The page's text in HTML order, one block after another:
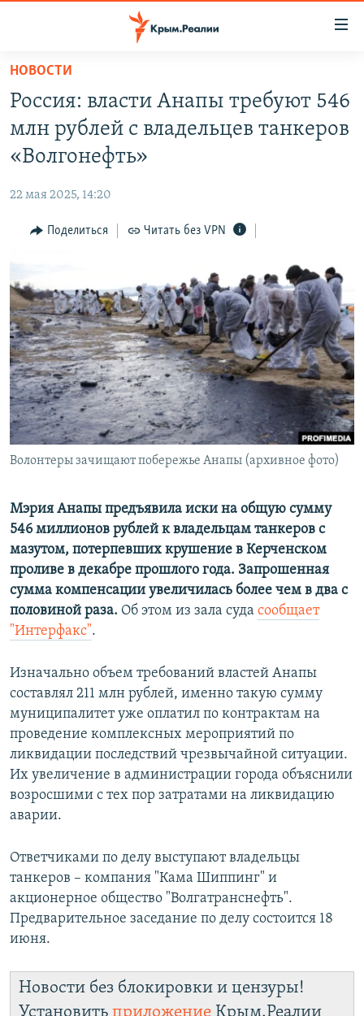
Вернуться
основному
содержанию
Вернутся
главной
Вернутся
СПЕЦПРОЕКТЫ
ГРУЗ 200
11 ЛЕТ ОККУПАЦИИ КРЫМА. 11 ИСТОРИЙ СОПРОТИВЛЕНИЯ
ВОДА
ЕЩЕ
ИНТЕРАКТИВ
ТЕЛЕПРОЕКТ КРЫМ.РЕАЛИИ
СОВЕТЫ ПРАВОЗАЩИТНИКОВ
ПРОПАВШИЕ БЕЗ ВЕСТИ
ПОБЕДИТЕЛЕЙ НЕ СУДЯТ?
КРЫМ.НЕПОКОРЕННЫЙ
ELIFBE
УКРАИНСКАЯ ПРОБЛЕМА КРЫМА
РАДІО СВОБОДА
Українською
Qırımtatar
ПРИСОЕДИНЯЙТЕСЬ!
НОВОСТИ
Россия: власти Анапы требуют 546
млн рублей с владельцев танкеров
«Волгонефть»
22 мая 2025, 14:20
Поделиться Читать без VPN
Волонтеры зачищают побережье Анапы (архивное фото)
Мэрия Анапы предъявила иски на общую сумму
546 миллионов рублей к владельцам танкеров с
мазутом, потерпевших крушение в Керченском
проливе в декабре прошлого года. Запрошенная
сумма компенсации увеличилась более чем в два с
половиной раза. Об этом из зала суда сообщает
"Интерфакс".
Изначально объем требований властей Анапы
составлял 211 млн рублей, именно такую сумму
муниципалитет уже оплатил по контрактам на
проведение комплексных мероприятий по
ликвидации последствий чрезвычайной ситуации.
Их увеличение в администрации города объяснили
возросшими с тех пор затратами на ликвидацию
аварии.
Ответчиками по делу выступают владельцы
танкеров – компания "Кама Шиппинг" и
акционерное общество "Волгатранснефть".
Предварительное заседание по делу состоится 18
июня.
Новости без блокировки и цензуры!